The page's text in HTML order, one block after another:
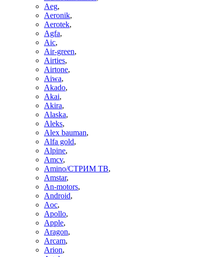
Aeg,
Aeronik,
Aerotek,
Agfa,
Aic,
Air-green,
Airties,
Airtone,
Aiwa,
Akado,
Akai,
Akira,
Alaska,
Aleks,
Alex bauman,
Alfa gold,
Alpine,
Amcv,
Amino/СТРИМ ТВ,
Amstar,
An-motors,
Android,
Aoc,
Apollo,
Apple,
Aragon,
Arcam,
Arion,